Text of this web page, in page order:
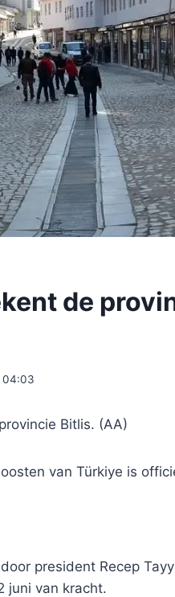
de
04:03
Bitlis. (AA)
van Türkiye is
president Recep
juni van kracht.